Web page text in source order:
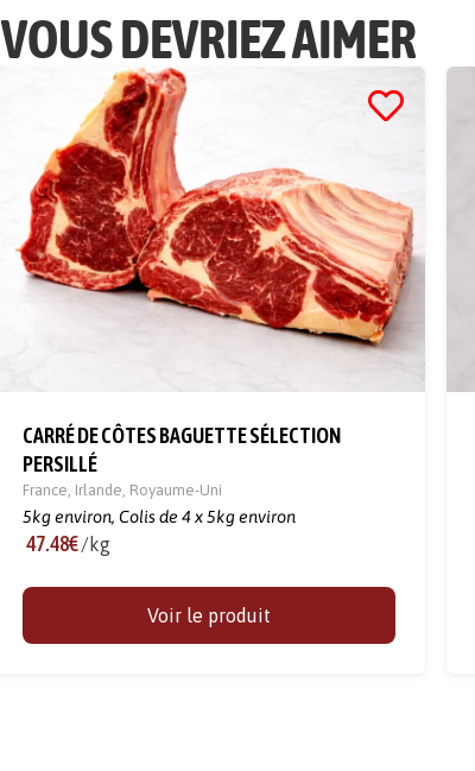
VOUS DEVRIEZ AIMER
CARRÉ DE CÔTES BAGUETTE SÉLECTION
PERSILLÉ
France, Irlande, Royaume-Uni
5kg environ, Colis de 4 x 5kg environ
47.48€/kg
Voir le produit